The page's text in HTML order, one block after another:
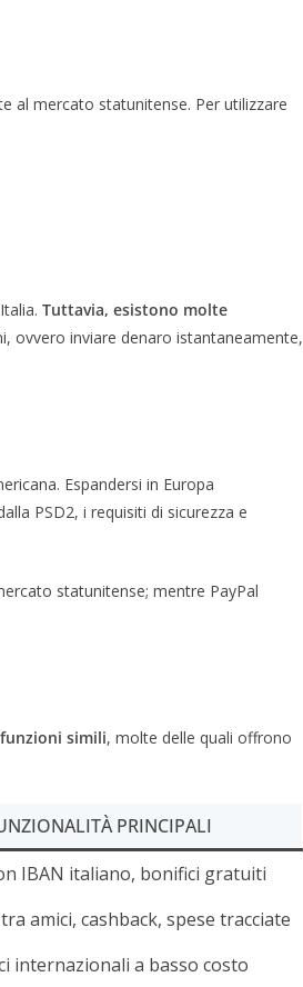
al mercato statunitense. Per utilizzare
Tuttavia, esistono molte
ovvero inviare denaro istantaneamente,
Espandersi in Europa
PSD2, i requisiti di sicurezza e
statunitense; mentre PayPal
simili, molte delle quali offrono
PRINCIPALI
IBAN italiano, bonifici gratuiti
amici, cashback, spese tracciate
internazionali a basso costo